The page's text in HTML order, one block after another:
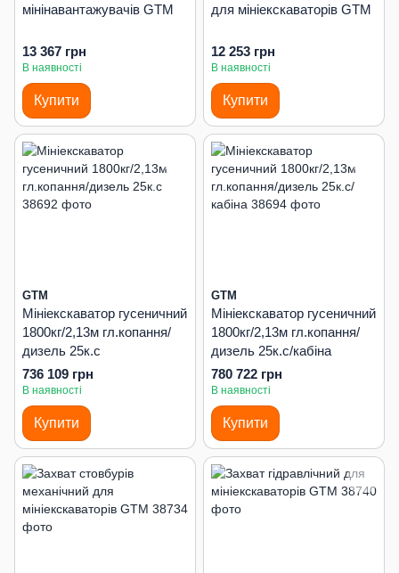
мінінавантажувачів GTM
13 367 грн
В наявності
Купити
для мініекскаваторів GTM
12 253 грн
В наявності
Купити
GTM
Мініекскаватор гусеничний
1800кг/2,13м гл.копання/
дизель 25к.с
736 109 грн
В наявності
Купити
GTM
Мініекскаватор гусеничний
1800кг/2,13м гл.копання/
дизель 25к.с/кабіна
780 722 грн
В наявності
Купити